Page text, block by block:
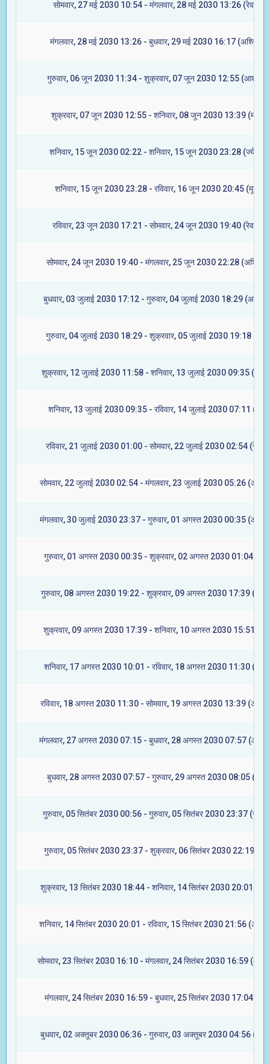
सोमवार, 27 मई 2030 10:54 - मंगलवार, 28 मई 2030 13:26 (रेवती)
मंगलवार, 28 मई 2030 13:26 - बुधवार, 29 मई 2030 16:17 (अश्विनी)
गुरुवार, 06 जून 2030 11:34 - शुक्रवार, 07 जून 2030 12:55 (आश्लेषा)
शुक्रवार, 07 जून 2030 12:55 - शनिवार, 08 जून 2030 13:39 (मघा)
शनिवार, 15 जून 2030 02:22 - शनिवार, 15 जून 2030 23:28 (ज्येष्टा)
शनिवार, 15 जून 2030 23:28 - रविवार, 16 जून 2030 20:45 (मूल)
रविवार, 23 जून 2030 17:21 - सोमवार, 24 जून 2030 19:40 (रेवती)
सोमवार, 24 जून 2030 19:40 - मंगलवार, 25 जून 2030 22:28 (अश्विनी)
बुधवार, 03 जुलाई 2030 17:12 - गुरुवार, 04 जुलाई 2030 18:29
गुरुवार, 04 जुलाई 2030 18:29 - शुक्रवार, 05 जुलाई 2030 19:18 (मघा)
शुक्रवार, 12 जुलाई 2030 11:58 - शनिवार, 13 जुलाई 2030 09:35
शनिवार, 13 जुलाई 2030 09:35 - रविवार, 14 जुलाई 2030 07:11 (मूल)
रविवार, 21 जुलाई 2030 01:00 - सोमवार, 22 जुलाई 2030 02:54 (रेवती)
सोमवार, 22 जुलाई 2030 02:54 - मंगलवार, 23 जुलाई 2030 05:26
मंगलवार, 30 जुलाई 2030 23:37 - गुरुवार, 01 अगस्त 2030 00:35
गुरुवार, 01 अगस्त 2030 00:35 - शुक्रवार, 02 अगस्त 2030 01:04
गुरुवार, 08 अगस्त 2030 19:22 - शुक्रवार, 09 अगस्त 2030 17:39
शुक्रवार, 09 अगस्त 2030 17:39 - शनिवार, 10 अगस्त 2030 15:51
शनिवार, 17 अगस्त 2030 10:01 - रविवार, 18 अगस्त 2030 11:30
रविवार, 18 अगस्त 2030 11:30 - सोमवार, 19 अगस्त 2030 13:39
मंगलवार, 27 अगस्त 2030 07:15 - बुधवार, 28 अगस्त 2030 07:57
बुधवार, 28 अगस्त 2030 07:57 - गुरुवार, 29 अगस्त 2030 08:05 (मघा)
गुरुवार, 05 सितंबर 2030 00:56 - गुरुवार, 05 सितंबर 2030 23:37
गुरुवार, 05 सितंबर 2030 23:37 - शुक्रवार, 06 सितंबर 2030 22:19
शुक्रवार, 13 सितंबर 2030 18:44 - शनिवार, 14 सितंबर 2030 20:01
शनिवार, 14 सितंबर 2030 20:01 - रविवार, 15 सितंबर 2030 21:56
सोमवार, 23 सितंबर 2030 16:10 - मंगलवार, 24 सितंबर 2030 16:59
मंगलवार, 24 सितंबर 2030 16:59 - बुधवार, 25 सितंबर 2030 17:04
बुधवार, 02 अक्तूबर 2030 06:36 - गुरुवार, 03 अक्तूबर 2030 04:56